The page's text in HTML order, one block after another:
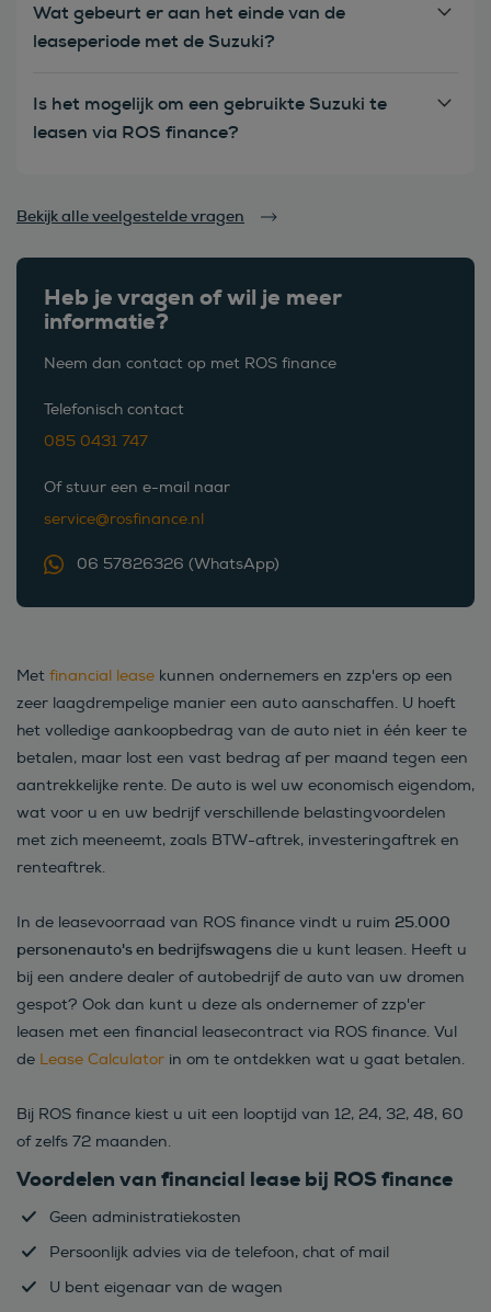
Heb je vragen of wil je meer
informatie?
Neem dan contact op met ROS finance
Telefonisch contact
085 0431 747
Of stuur een e-mail naar
service@rosfinance.nl
06 57826326 (WhatsApp)
Wat gebeurt er aan het einde van de
leaseperiode met de Suzuki?
Is het mogelijk om een gebruikte Suzuki te
leasen via ROS finance?
Bekijk alle veelgestelde vragen
Met financial lease kunnen ondernemers en zzp'ers op een
zeer laagdrempelige manier een auto aanschaffen. U hoeft
het volledige aankoopbedrag van de auto niet in één keer te
betalen, maar lost een vast bedrag af per maand tegen een
aantrekkelijke rente. De auto is wel uw economisch eigendom,
wat voor u en uw bedrijf verschillende belastingvoordelen
met zich meeneemt, zoals BTW-aftrek, investeringaftrek en
renteaftrek.
In de leasevoorraad van ROS finance vindt u ruim 25.000
personenauto's en bedrijfswagens die u kunt leasen. Heeft u
bij een andere dealer of autobedrijf de auto van uw dromen
gespot? Ook dan kunt u deze als ondernemer of zzp'er
leasen met een financial leasecontract via ROS finance. Vul
de Lease Calculator in om te ontdekken wat u gaat betalen.
Bij ROS finance kiest u uit een looptijd van 12, 24, 32, 48, 60
of zelfs 72 maanden.
Voordelen van financial lease bij ROS finance
Geen administratiekosten
Persoonlijk advies via de telefoon, chat of mail
U bent eigenaar van de wagen